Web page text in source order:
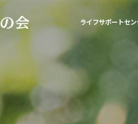
ライフサポートセ